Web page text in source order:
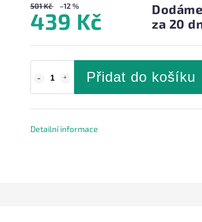
501 Kč –12 %
439 Kč
za 20
Přidat do košíku
Detailní informace